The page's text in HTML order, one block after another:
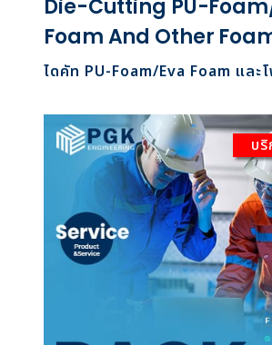
Die-Cutting PU-
Foam And Other
ไดคัท PU-Foam/Eva Foam และ
บริ